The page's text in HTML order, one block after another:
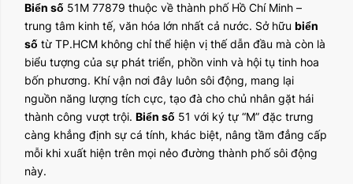
Biển số 51M 77879 thuộc về thành phố Hồ Chí Minh –
trung tâm kinh tế, văn hóa lớn nhất cả nước. Sở hữu biển
số từ TP.HCM không chỉ thể hiện vị thế dẫn đầu mà còn là
biểu tượng của sự phát triển, phồn vinh và hội tụ tinh hoa
bốn phương. Khí vận nơi đây luôn sôi động, mang lại
nguồn năng lượng tích cực, tạo đà cho chủ nhân gặt hái
thành công vượt trội. Biển số 51 với ký tự “M” đặc trưng
càng khẳng định sự cá tính, khác biệt, nâng tầm đẳng cấp
mỗi khi xuất hiện trên mọi nẻo đường thành phố sôi động
này.